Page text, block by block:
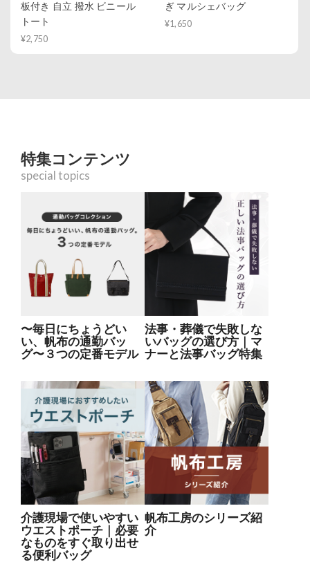
板付き 自立 撥水 ビニール
トート
¥2,750
ぎ マルシェバッグ
¥1,650
特集コンテンツ
special topics
〜毎日にちょうどい
い、帆布の通勤バッ
グ〜３つの定番モデル
法事・葬儀で失敗しな
いバッグの選び方｜マ
ナーと法事バッグ特集
介護現場で使いやすい
ウエストポーチ｜必要
なものをすぐ取り出せ
る便利バッグ
帆布工房のシリーズ紹
介